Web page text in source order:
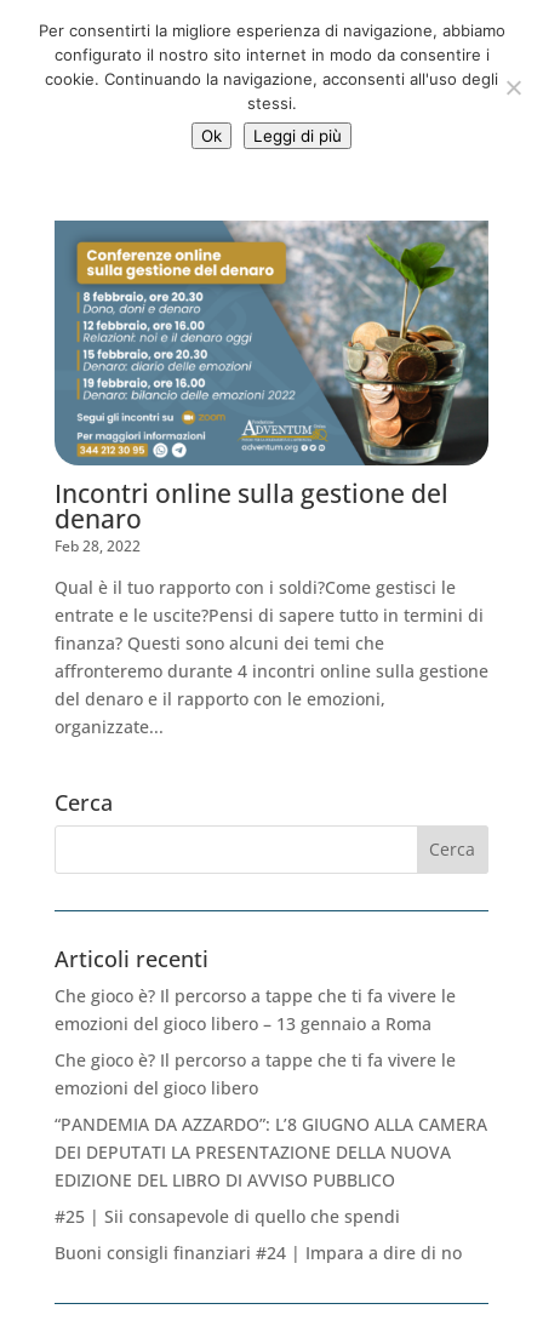
info@adventum.org
Incontri online sulla gestione del
denaro
Feb 28, 2022
Qual è il tuo rapporto con i soldi?Come gestisci le
entrate e le uscite?Pensi di sapere tutto in termini di
finanza? Questi sono alcuni dei temi che
affronteremo durante 4 incontri online sulla gestione
del denaro e il rapporto con le emozioni,
organizzate...
Cerca
Articoli recenti
Che gioco è? Il percorso a tappe che ti fa vivere le
emozioni del gioco libero – 13 gennaio a Roma
Che gioco è? Il percorso a tappe che ti fa vivere le
emozioni del gioco libero
“PANDEMIA DA AZZARDO”: L’8 GIUGNO ALLA CAMERA
DEI DEPUTATI LA PRESENTAZIONE DELLA NUOVA
EDIZIONE DEL LIBRO DI AVVISO PUBBLICO
#25 | Sii consapevole di quello che spendi
Buoni consigli finanziari #24 | Impara a dire di no
Per consentirti la migliore esperienza di navigazione, abbiamo
configurato il nostro sito internet in modo da consentire i
cookie. Continuando la navigazione, acconsenti all'uso degli
stessi.
Ok
Leggi di più